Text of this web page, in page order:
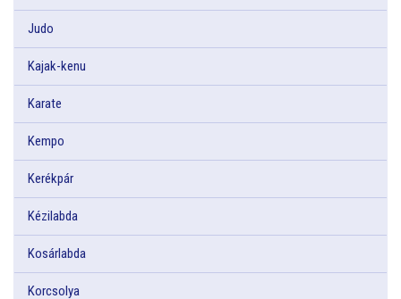
Judo
Kajak-kenu
Karate
Kempo
Kerékpár
Kézilabda
Kosárlabda
Korcsolya